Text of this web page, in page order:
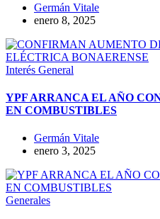
Germán Vitale
enero 8, 2025
Interés General
YPF ARRANCA EL AÑO
EN COMBUSTIBLES
Germán Vitale
enero 3, 2025
Generales